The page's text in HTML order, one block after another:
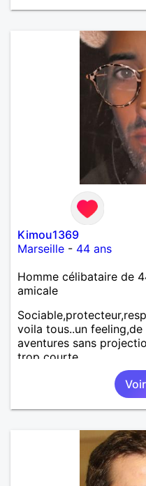
Kimou1369
Marseille - 44 ans
Homme célibataire de
amicale
voila tous..un
aventures sans
trop courte